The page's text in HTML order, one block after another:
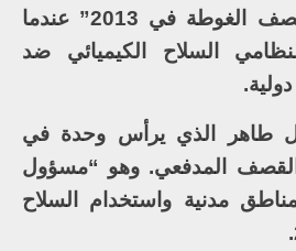
بترؤسه وحدة عن قصف الغوطة في 2013” عندما
السلاح الكيميائي ضد
طاهر الذي يرأس وحدة في
المدفعي. وهو “مسؤول
مدنية واستخدام السلاح